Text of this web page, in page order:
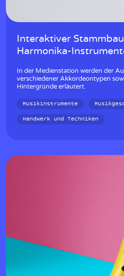
Interaktiver
Harmonika-
In der Medienstation werden der
verschiedener Akkordeontypen
Hintergründe erläutert.
Musikinstrumente
Handwerk und Techniken